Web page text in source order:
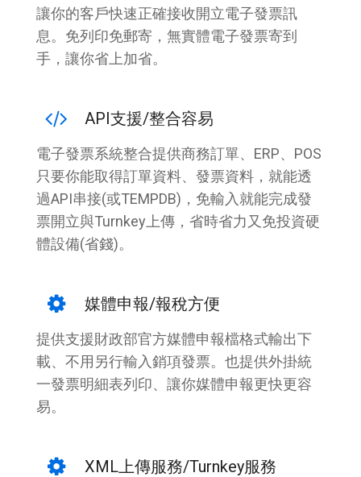
讓你的客戶快速正確接收開立電子發票訊
息。免列印免郵寄，無實體電子發票寄到
手，讓你省上加省。
API支援/整合容易
電子發票系統整合提供商務訂單、ERP、POS
只要你能取得訂單資料、發票資料，就能透
過API串接(或TEMPDB)，免輸入就能完成發
票開立與Turnkey上傳，省時省力又免投資硬
體設備(省錢)。
媒體申報/報稅方便
提供支援財政部官方媒體申報檔格式輸出下
載、不用另行輸入銷項發票。也提供外掛統
一發票明細表列印、讓你媒體申報更快更容
易。
XML上傳服務/Turnkey服務